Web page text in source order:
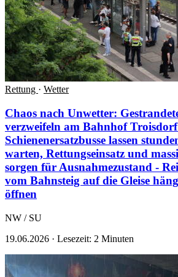
Rettung · Wetter
Chaos nach Unwetter:
verzweifeln am Bahnhof
Schienenersatzbusse lassen
warten, Rettungseinsatz und
sorgen für Ausnahmezustand -
vom Bahnsteig auf die Gleise
öffnen
NW / SU
19.06.2026 · Lesezeit: 2 Minuten